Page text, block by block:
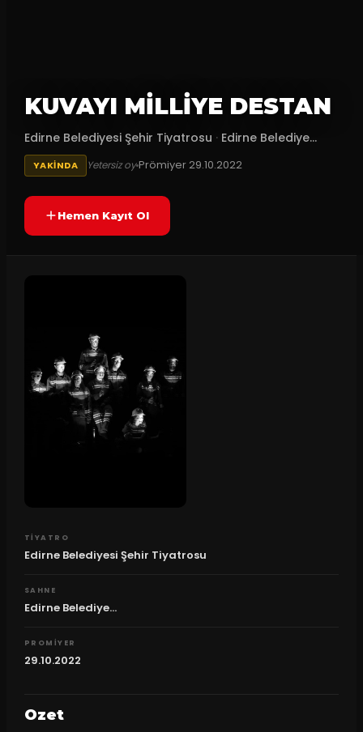
KUVAYI MİLLİYE DESTAN
Edirne Belediyesi Şehir Tiyatrosu · Edirne Belediye...
YAKINDA Yetersiz oyPrömiyer 29.10.2022
Hemen Kayıt Ol
TIYATRO
Edirne Belediyesi Şehir Tiyatrosu
SAHNE
Edirne Belediye...
PROMIYER
29.10.2022
Ozet